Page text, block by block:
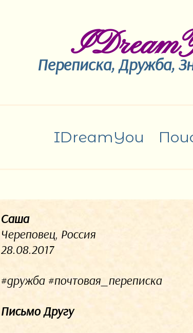
Переписка, Дружба,
IDreamYou
Саша
Череповец, Россия
28.08.2017
#дружба #почтовая_переписка
Письмо Другу